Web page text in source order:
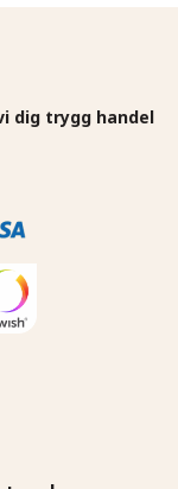
dig trygg handel